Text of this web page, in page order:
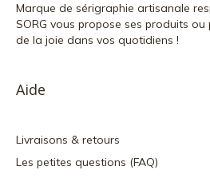
Marque de sérigraphie artisanale
SORG vous propose ses produits
de la joie dans vos quotidiens !
Aide
Livraisons & retours
Les petites questions (FAQ)